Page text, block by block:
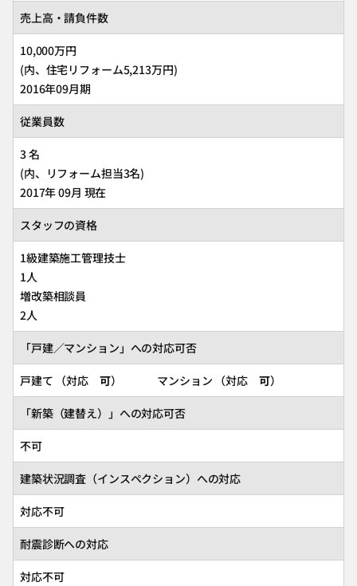
売上高・請負件数
10,000万円
(内、住宅リフォーム5,213万円)
2016年09月期
従業員数
3 名
(内、リフォーム担当3名)
2017年 09月 現在
スタッフの資格
1級建築施工管理技士
1人
増改築相談員
2人
「戸建／マンション」への対応可否
戸建て （対応 可） マンション （対応 可）
「新築（建替え）」への対応可否
不可
建築状況調査（インスペクション）への対応
対応不可
耐震診断への対応
対応不可